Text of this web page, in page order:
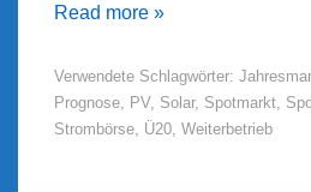
Marktwert
–
Update
Read more »
Verwendete Schlagwörter:
Prognose, PV, Solar, Spotmarkt,
Strombörse, Ü20, Weiterbetrieb